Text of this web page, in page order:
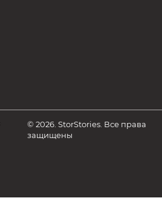
© 2026. StorStories. Все права
защищены